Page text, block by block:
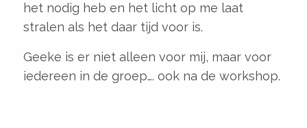
het nodig heb en het licht op me laat
stralen als het daar tijd voor is.
Geeke is er niet alleen voor mij, maar voor
iedereen in de groep…. ook na de workshop.